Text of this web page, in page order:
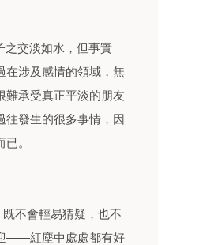
之交淡如水，但事實
在涉及感情的領域，無
難承受真正平淡的朋友
往發生的很多事情，因
。
不會輕易猜疑，也不
——紅塵中處處都有好